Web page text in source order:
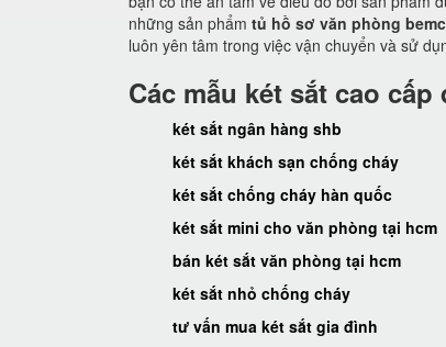
những sản phẩm tủ hồ sơ văn phòng bemc
luôn yên tâm trong việc vận chuyển và sử
Các mẫu két sắt cao
két sắt ngân hàng shb
két sắt khách sạn chống cháy
két sắt chống cháy hàn quốc
két sắt mini cho văn phòng tại hcm
bán két sắt văn phòng tại hcm
két sắt nhỏ chống cháy
tư vấn mua két sắt gia đình